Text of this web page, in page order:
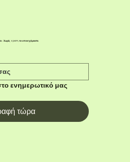
Χωρίς spam, το υποσχόμαστε.
ενημερωτικό μας
τώρα